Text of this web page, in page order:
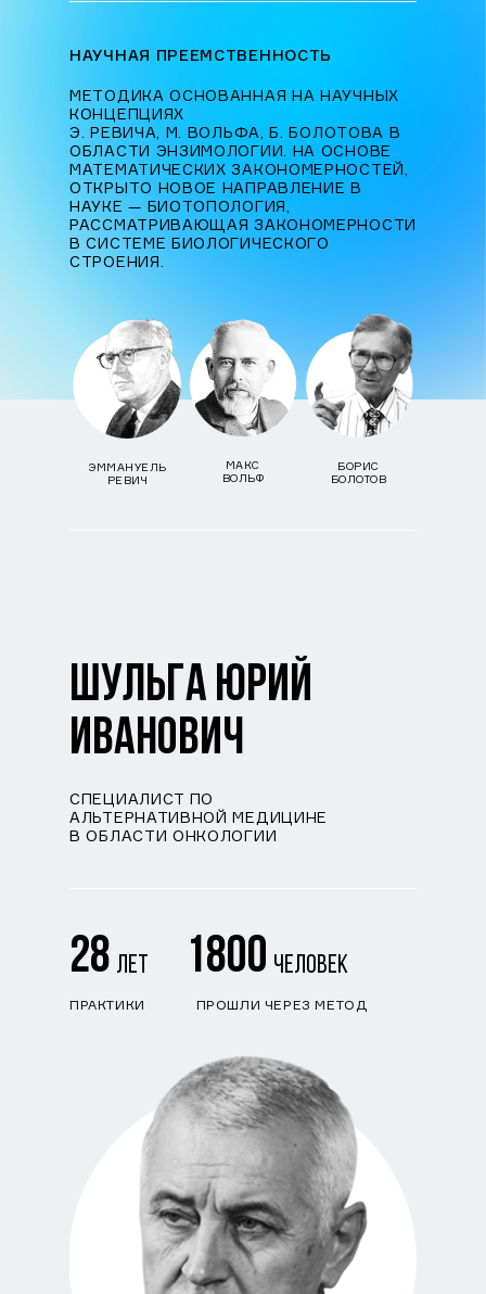
НАУЧНАЯ ПРЕЕМСТВЕННОСТЬ
МЕТОДИКА ОСНОВАННАЯ НА НАУЧНЫХ
КОНЦЕПЦИЯХ
Э. РЕВИЧА, М. ВОЛЬФА, Б. БОЛОТОВА В
ОБЛАСТИ ЭНЗИМОЛОГИИ. НА ОСНОВЕ
МАТЕМАТИЧЕСКИХ ЗАКОНОМЕРНОСТЕЙ,
ОТКРЫТО НОВОЕ НАПРАВЛЕНИЕ В
НАУКЕ — БИОТОПОЛОГИЯ,
РАССМАТРИВАЮЩАЯ ЗАКОНОМЕРНОСТИ
В СИСТЕМЕ БИОЛОГИЧЕСКОГО
СТРОЕНИЯ.
ЭММАНУЕЛЬ
РЕВИЧ
МАКС
ВОЛЬФ
БОРИС
БОЛОТОВ
ШУЛЬГА ЮРИЙ
ИВАНОВИЧ
СПЕЦИАЛИСТ ПО
АЛЬТЕРНАТИВНОЙ МЕДИЦИНЕ
В ОБЛАСТИ ОНКОЛОГИИ
28 ЛЕТ
ПРАКТИКИ
1800 ЧЕЛОВЕК
ПРОШЛИ ЧЕРЕЗ МЕТОД